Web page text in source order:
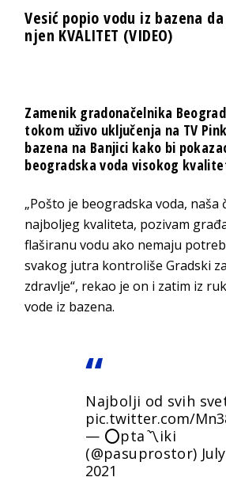
Vesić popio vodu iz bazena
njen KVALITET (VIDEO)
Zamenik gradonačelnika
tokom uživo uključenja na TV
bazena na Banjici kako bi
beogradska voda visokog
„Pošto je beogradska voda, naša
najboljeg kvaliteta, pozivam
flaširanu vodu ako nemaju
svakog jutra kontroliše Gradski
zdravlje“, rekao je on i zatim iz
vode iz bazena.
Najbolji od svih
pic.twitter.com/
— ⭕pta〽️iki
(@pasuprostor)
2021